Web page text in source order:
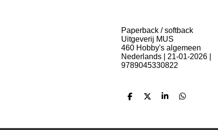
Paperback / softback
Uitgeverij MUS
460 Hobby's algemeen
Nederlands | 21-01-2026 |
9789045330822
D
D
S
D